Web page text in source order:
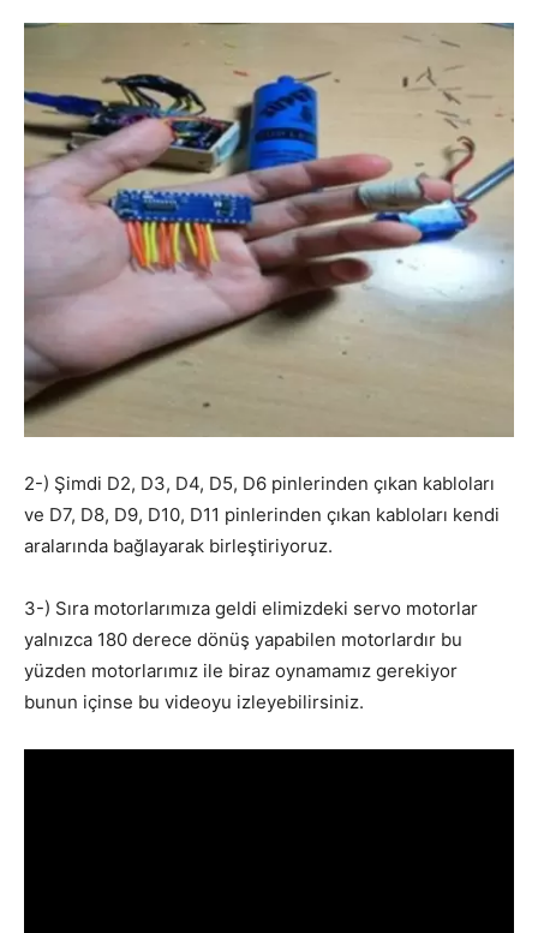
2-) Şimdi D2, D3, D4, D5, D6 pinlerinden çıkan kabloları
ve D7, D8, D9, D10, D11 pinlerinden çıkan kabloları kendi
aralarında bağlayarak birleştiriyoruz.
3-) Sıra motorlarımıza geldi elimizdeki servo motorlar
yalnızca 180 derece dönüş yapabilen motorlardır bu
yüzden motorlarımız ile biraz oynamamız gerekiyor
bunun içinse bu videoyu izleyebilirsiniz.